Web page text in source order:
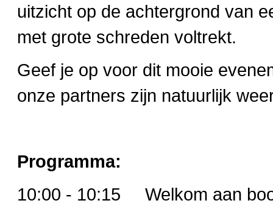
uitzicht op de achtergrond van
met grote schreden voltrekt.
Geef je op voor dit mooie
onze partners zijn natuurlijk
Programma:
10:00 - 10:15 Welkom aan